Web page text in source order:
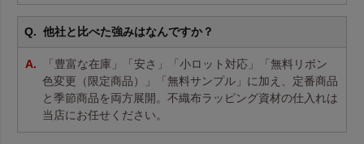
他社と比べた強みはなんですか？
「豊富な在庫」「安さ」「小ロット対応」「無料リボン
色変更（限定商品）」「無料サンプル」に加え、定番商品
と季節商品を両方展開。不織布ラッピング資材の仕入れは
当店にお任せください。